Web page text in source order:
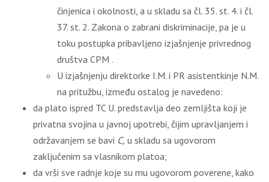
činjenica i okolnosti, a u skladu sa čl. 35. st. 4. i čl.
37. st. 2. Zakona o zabrani diskriminacije, pa je u
toku postupka pribavlјeno izjašnjenje privrednog
društva CPM .
U izjašnjenju direktorke I.M. i PR asistentkinje N.M.
na pritužbu, između ostalog je navedeno:
da plato ispred TC U. predstavlјa deo zemlјišta koji je
privatna svojina u javnoj upotrebi, čijim upravlјanjem i
održavanjem se bavi C, u skladu sa ugovorom
zaklјučenim sa vlasnikom platoa;
da vrši sve radnje koje su mu ugovorom poverene, kako